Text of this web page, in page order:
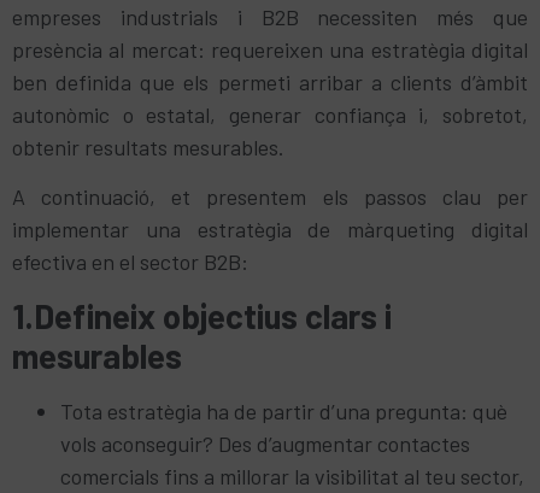
empreses industrials i B2B necessiten més que
presència al mercat: requereixen una estratègia digital
ben definida que els permeti arribar a clients d’àmbit
autonòmic o estatal, generar confiança i, sobretot,
obtenir resultats mesurables.
A continuació, et presentem els passos clau per
implementar una estratègia de màrqueting digital
efectiva en el sector B2B:
1.Defineix objectius clars i
mesurables
Tota estratègia ha de partir d’una pregunta: què
vols aconseguir? Des d’augmentar contactes
comercials fins a millorar la visibilitat al teu sector,